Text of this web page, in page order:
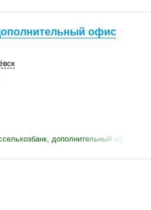
офис
дополнительный офис